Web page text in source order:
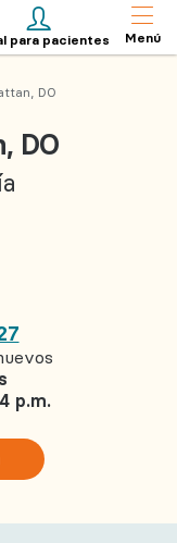
para pacientes Menú
DO
DO
p.m.